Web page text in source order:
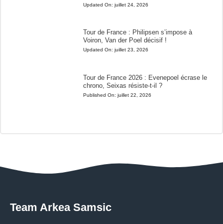
Updated On: juillet 24, 2026
Tour de France : Philipsen s’impose à
Voiron, Van der Poel décisif !
Updated On: juillet 23, 2026
Tour de France 2026 : Evenepoel écrase le
chrono, Seixas résiste-t-il ?
Published On: juillet 22, 2026
Team Arkea Samsic